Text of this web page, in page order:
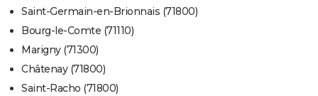
Saint-Germain-en-Brionnais (71800)
Bourg-le-Comte (71110)
Marigny (71300)
Châtenay (71800)
Saint-Racho (71800)